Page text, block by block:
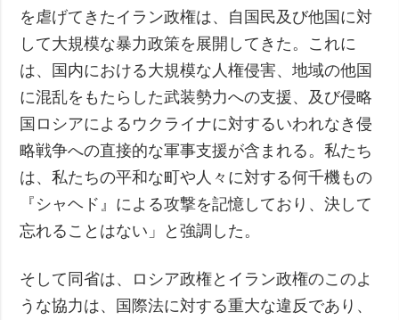
を虐げてきたイラン政権は、自国民及び他国に対
して大規模な暴力政策を展開してきた。これに
は、国内における大規模な人権侵害、地域の他国
に混乱をもたらした武装勢力への支援、及び侵略
国ロシアによるウクライナに対するいわれなき侵
略戦争への直接的な軍事支援が含まれる。私たち
は、私たちの平和な町や人々に対する何千機もの
『シャヘド』による攻撃を記憶しており、決して
忘れることはない」と強調した。
そして同省は、ロシア政権とイラン政権のこのよ
うな協力は、国際法に対する重大な違反であり、